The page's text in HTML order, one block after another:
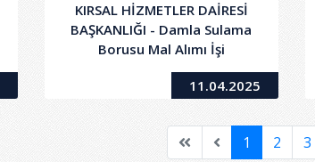
KIRSAL HİZMETLER DAİRESİ
BAŞKANLIĞI - Damla Sulama
Borusu Mal Alımı İşi
11.04.2025
1 2 3